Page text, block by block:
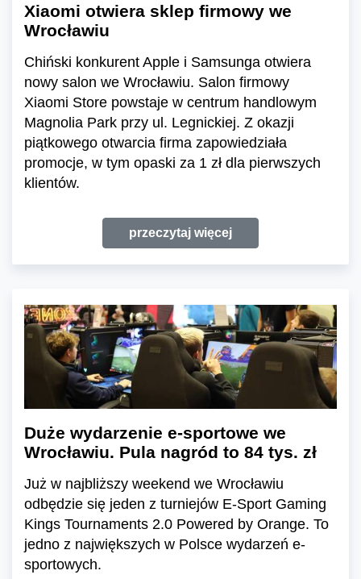
Xiaomi otwiera sklep firmowy we
Wrocławiu
Chiński konkurent Apple i Samsunga otwiera
nowy salon we Wrocławiu. Salon firmowy
Xiaomi Store powstaje w centrum handlowym
Magnolia Park przy ul. Legnickiej. Z okazji
piątkowego otwarcia firma zapowiedziała
promocje, w tym opaski za 1 zł dla pierwszych
klientów.
przeczytaj więcej
Duże wydarzenie e-sportowe we
Wrocławiu. Pula nagród to 84 tys. zł
Już w najbliższy weekend we Wrocławiu
odbędzie się jeden z turniejów E-Sport Gaming
Kings Tournaments 2.0 Powered by Orange. To
jedno z największych w Polsce wydarzeń e-
sportowych.